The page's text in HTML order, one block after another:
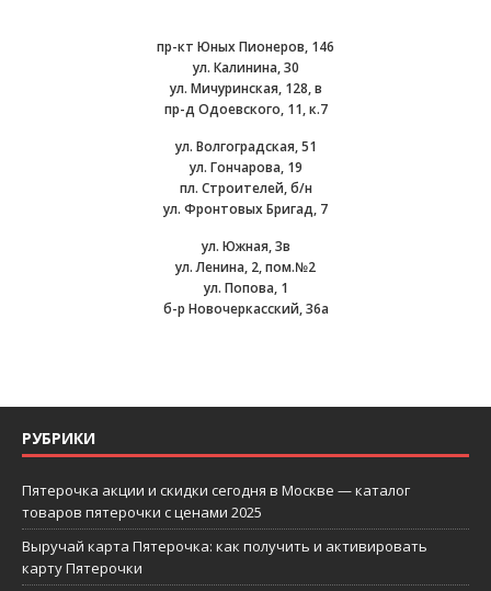
пр-кт Юных Пионеров, 146
ул. Калинина, 30
ул. Мичуринская, 128, в
пр-д Одоевского, 11, к.7
ул. Волгоградская, 51
ул. Гончарова, 19
пл. Строителей, б/н
ул. Фронтовых Бригад, 7
ул. Южная, 3в
ул. Ленина, 2, пом.№2
ул. Попова, 1
б-р Новочеркасский, 36а
РУБРИКИ
Пятерочка акции и скидки сегодня в Москве — каталог
товаров пятерочки с ценами 2025
Выручай карта Пятерочка: как получить и активировать
карту Пятерочки